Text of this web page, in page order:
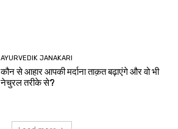
AYURVEDIK JANAKARI
कौन से आहार आपकी मर्दाना ताक़त बढ़ाएंगे और वो भी
नेचुरल तरीके से?